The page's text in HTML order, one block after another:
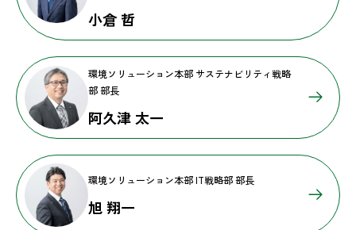
小倉 哲
環境ソリューション本部 サステナビリティ戦略
部 部長
阿久津 太一
環境ソリューション本部 IT戦略部 部長
旭 翔一